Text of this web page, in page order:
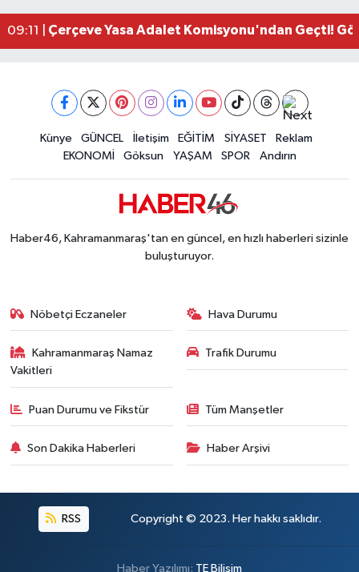
09:11 | Çerçeve Yasa Adalet Komisyonu'ndan Geçti!
09:04 |Kahramanmaraş'taki Okul Saldırısı TBMM
Kahramanmaraş'ta Pusula Maraş Eğitim
Kahramanmaraş'ta Tarım İçin Su Seferberliği
20:02 |Kahramanmaraş'ta 5 Kilometrelik Yolda Sıcak
Künye GÜNCEL İletişim EĞİTİM SİYASET
Reklam
EKONOMİ
Göksun YAŞAM SPOR Andırın
Haber46, Kahramanmaraş'tan en güncel, en hızlı haberleri sizinle
buluşturuyor.
Nöbetçi Eczaneler Hava Durumu
Kahramanmaraş Namaz
Vakitleri
Trafik Durumu
Puan Durumu ve Fikstür Tüm Manşetler
Son Dakika Haberleri Haber Arşivi
RSS Copyright © 2023. Her hakkı saklıdır.
Haber Yazılımı: TE Bilişim